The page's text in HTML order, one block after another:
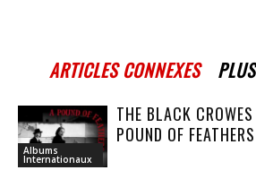
ARTICLES CONNEXES
Albums
Internationaux
THE BLACK
POUND OF